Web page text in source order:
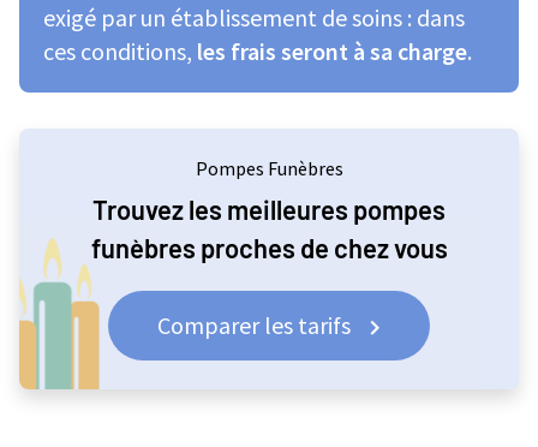
exigé par un établissement de soins : dans
ces conditions, les frais seront à sa charge.
Pompes Funèbres
Trouvez les meilleures pompes
funèbres proches de chez vous
Comparer les tarifs